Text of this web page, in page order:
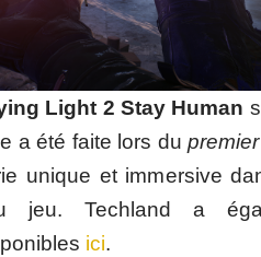
Light 2 Stay Human
a été faite lors du
unique et immersive
jeu. Techland a
ici.